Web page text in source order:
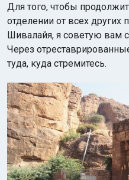
Для того, чтобы
отделении от всех других
Шивалайя, я советую вам
Через
туда, куда стремитесь.